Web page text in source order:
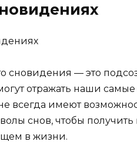
сновидения — это
отражать наши
всегда имеют
снов, чтобы
в жизни.